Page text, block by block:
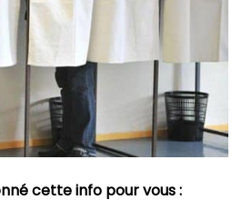
cette info pour vous :